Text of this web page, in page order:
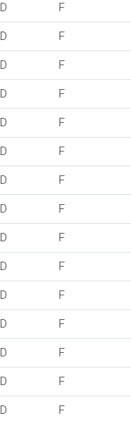
D F
D F
D F
D F
D F
D F
D F
D F
D F
D F
D F
D F
D F
D F
D F